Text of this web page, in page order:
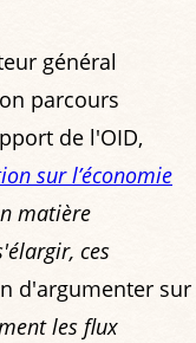
général
parcours
de l'OID,
sur l’économie
matière
ces
d'argumenter sur
les flux